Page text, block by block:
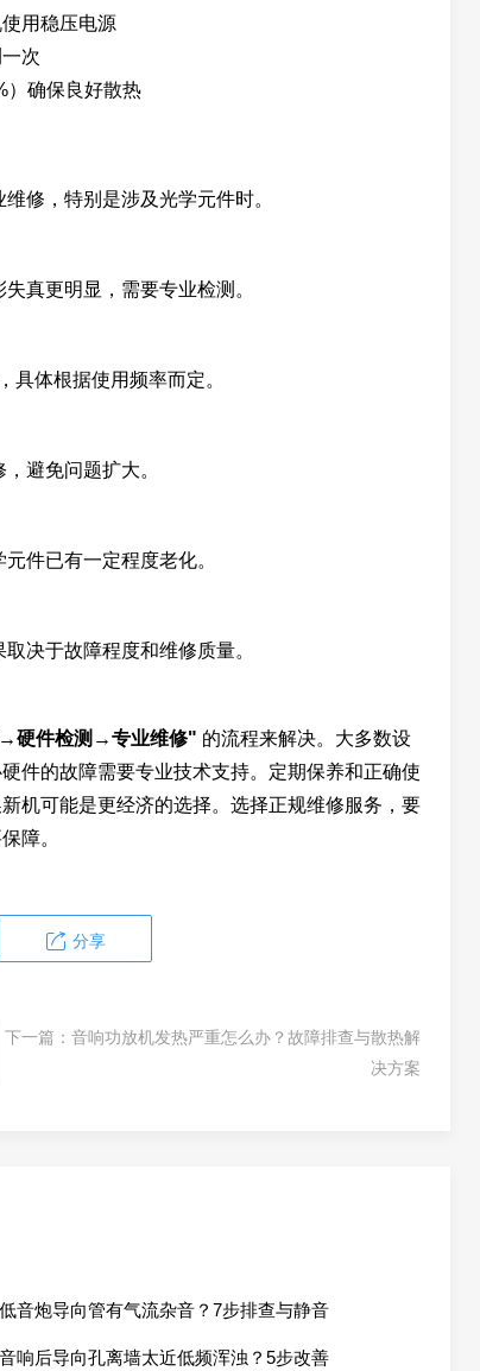
用稳压电源
次
）确保良好散热
修，特别是涉及光学元件时。
真更明显，需要专业检测。
具体根据使用频率而定。
避免问题扩大。
件已有一定程度老化。
决于故障程度和维修质量。
硬件检测→专业维修" 的流程来解决。大多数设
件的故障需要专业技术支持。定期保养和正确使
机可能是更经济的选择。选择正规维修服务，要
障。
分享
下一篇： 音响功放机发热严重怎么办？故障排查与散热解
决方案
低音炮导向管有气流杂音？7步排查与静音
音响后导向孔离墙太近低频浑浊？5步改善